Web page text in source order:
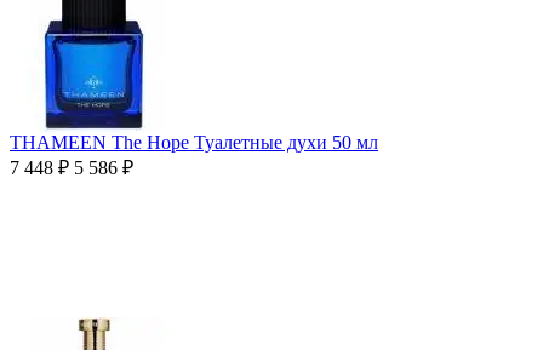
THAMEEN The Hope Туалетные духи 50 мл
7 448 ₽ 5 586 ₽